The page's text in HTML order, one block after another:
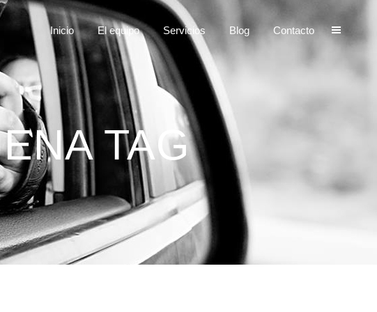
Inicio El equipo Servicios Blog Contacto
TAG